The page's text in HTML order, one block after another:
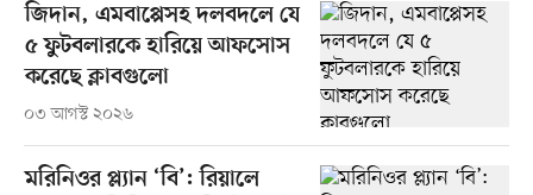
জিদান, এমবাপ্পেসহ দলবদলে যে
৫ ফুটবলারকে হারিয়ে আফসোস
করেছে ক্লাবগুলো
০৩ আগস্ট ২০২৬
মরিনিওর প্ল্যান ‘বি’: রিয়ালে